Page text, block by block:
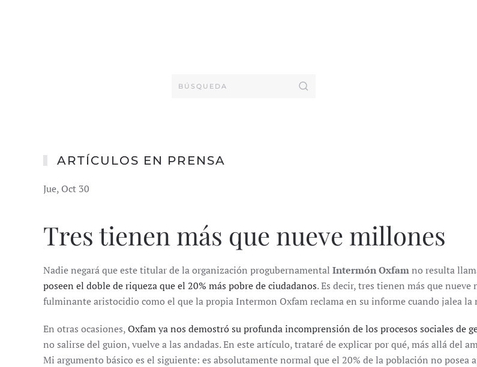
ARTÍCULOS EN PRENSA
Jue, Oct 30
Tres tienen más que nueve millones
Nadie negará que este titular de la organización progubernamental Intermón Oxfamno resulta
poseen el doble de riqueza que el 20% más pobre de ciudadanos. Es decir, tres tienen más que
fulminante aristocidio como el que la propia Intermon Oxfam reclama en su informe cuando jalea la
En otras ocasiones,Oxfam ya nos demostró su profunda incomprensión de los procesos sociales de
no salirse del guion, vuelve a las andadas. En este artículo, trataré de explicar por qué, más allá
Mi argumento básico es el siguiente: es absolutamente normal que el 20% de la población no posea